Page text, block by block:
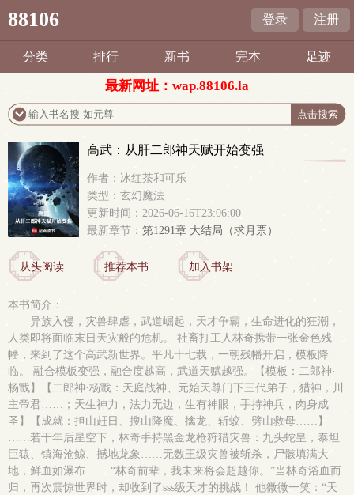
88106 登录 注册
分类 排行 新书 完本 足迹
最新网址：wap.88106.la
高武：从肝二郎神天赋开始变强
作者：冰红茶和可乐
类型：玄幻魔法
更新时间：2026-06-16T23:06:00
最新章节： 第1291章 大结局（求月票）
从头阅读 推荐本书 加入书架
本书简介：
异族入侵，灾兽肆虐，武道崛起，天才争霸，生命进化的狂潮，
人类即将面临末日天灾般的危机。 社畜打工人林奇携带一张金色残
幡，来到了这个高武新世界。平凡十七载，一朝残幡开启，模板降
临。 融合模板变强，融合度越高，武道天赋越强。【模板：二郎神·
杨戬】【二郎神·杨戬：天庭战神、元始天尊门下三代弟子，猎神，川
主帝君……；天生神力，法力无边，生有神眼，手持神兵，肉身成
圣】【成就：担山赶日、搜山降魔、擒龙、斩蛟、劈山救母……】
……若干年后星空下，林奇手持黑金龙枪狩猎灾兽：九头蛇皇，泰坦
巨猿、镇海沧鲸、撼地龙象……无数王级灾兽被斩杀，尸骸填满大
地，鲜血如瀑布…… “林奇前辈，我未来将会超越你。”当林奇浴血而
归，再次震惊世界时，却收到了sss级天才的挑战！ 他微微一笑：“天